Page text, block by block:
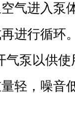
气进入泵
进行循环
气泵以供
轻，噪音